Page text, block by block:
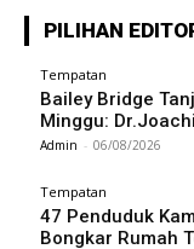
PILIHAN
Tempatan
Bailey Bridge
Minggu:
Admin - 06/08/2026
Tempatan
47 Penduduk
Bongkar Rumah